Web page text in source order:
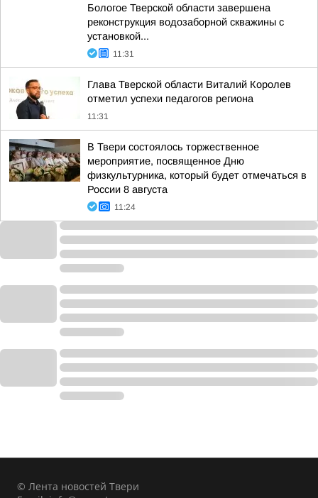
Бологое Тверской области завершена
реконструкция водозаборной скважины с
установкой...
11:31
Глава Тверской области Виталий Королев
отметил успехи педагогов региона
11:31
В Твери состоялось торжественное
мероприятие, посвященное Дню
физкультурника, который будет отмечаться в
России 8 августа
11:24
© Лента новостей Твери